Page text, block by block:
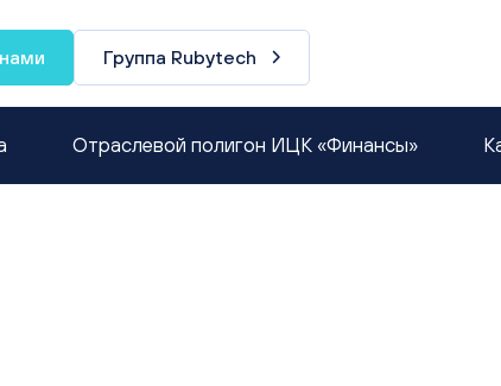
Группа Rubytech
Отраслевой полигон ИЦК «Финансы»